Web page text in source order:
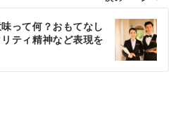
って何？おもてなし
ティ精神など表現を